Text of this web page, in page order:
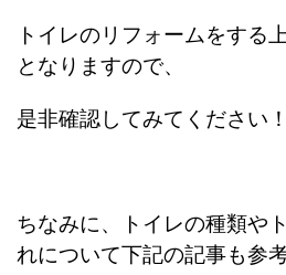
トイレのリフォームをする
となりますので、
是非確認してみてください！
ちなみに、トイレの種類や
れについて下記の記事も参